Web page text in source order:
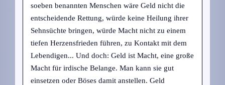
soeben benannten Menschen wäre Geld nicht die
entscheidende Rettung, würde keine Heilung ihrer
Sehnsüchte bringen, würde Macht nicht zu einem
tiefen Herzensfrieden führen, zu Kontakt mit dem
Lebendigen... Und doch: Geld ist Macht, eine große
Macht für irdische Belange. Man kann sie gut
einsetzen oder Böses damit anstellen. Geld